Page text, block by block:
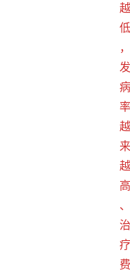
越
低
，
发
病
率
越
来
越
高
、
治
疗
费